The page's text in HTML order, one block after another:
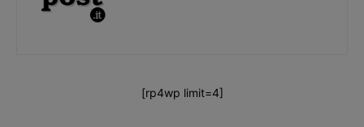
[rp4wp limit=4]